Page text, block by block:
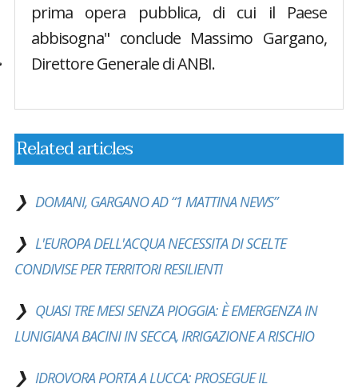
prima opera pubblica, di cui il Paese
abbisogna" conclude Massimo Gargano,
Direttore Generale di ANBI.
Related articles
DOMANI, GARGANO AD “1 MATTINA NEWS”
L'EUROPA DELL'ACQUA NECESSITA DI SCELTE
CONDIVISE PER TERRITORI RESILIENTI
QUASI TRE MESI SENZA PIOGGIA: È EMERGENZA IN
LUNIGIANA BACINI IN SECCA, IRRIGAZIONE A RISCHIO
IDROVORA PORTA A LUCCA: PROSEGUE IL